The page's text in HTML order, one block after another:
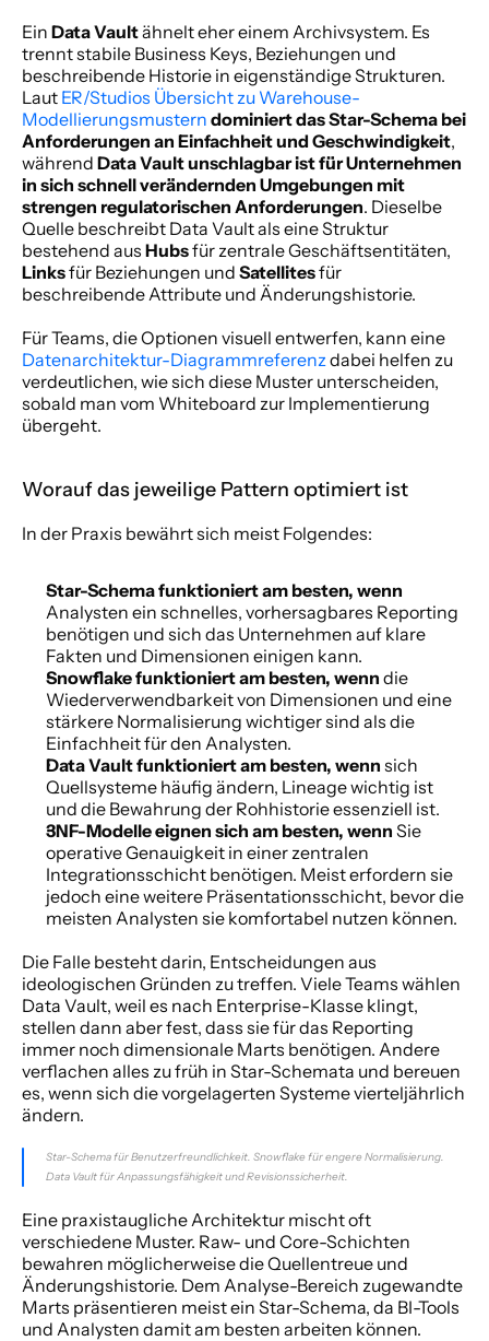
Ein Data Vault ähnelt eher einem Archivsystem. Es
trennt stabile Business Keys, Beziehungen und
beschreibende Historie in eigenständige Strukturen.
Laut ER/Studios Übersicht zu Warehouse-
Modellierungsmustern dominiert das Star-Schema bei
Anforderungen an Einfachheit und Geschwindigkeit,
während Data Vault unschlagbar ist für Unternehmen
in sich schnell verändernden Umgebungen mit
strengen regulatorischen Anforderungen. Dieselbe
Quelle beschreibt Data Vault als eine Struktur
bestehend aus Hubs
Links für Beziehungen und Satellites für
beschreibende Attribute und Änderungshistorie.
Datenarchitektur-Diagrammreferenz dabei helfen zu
verdeutlichen, wie sich diese Muster unterscheiden,
sobald man vom Whiteboard zur Implementierung
übergeht.
Worauf das jeweilige Pattern optimiert ist
In der Praxis bewährt sich meist Folgendes:
Star-Schema funktioniert am besten, wenn
Analysten ein schnelles, vorhersagbares Reporting
benötigen und sich das Unternehmen auf klare
Fakten und Dimensionen einigen kann.
Snowflake funktioniert am besten, wenn die
Wiederverwendbarkeit von Dimensionen und eine
stärkere Normalisierung wichtiger sind als die
Einfachheit für den Analysten.
Data Vault funktioniert am besten, wenn sich
Quellsysteme häufig ändern, Lineage wichtig ist
und die Bewahrung der Rohhistorie essenziell ist.
3NF-Modelle eignen sich am besten, wenn Sie
operative Genauigkeit in einer zentralen
Integrationsschicht benötigen. Meist erfordern sie
jedoch eine weitere Präsentationsschicht, bevor die
meisten Analysten sie komfortabel nutzen können.
Die Falle besteht darin, Entscheidungen aus
ideologischen Gründen zu treffen. Viele Teams wählen
Data Vault, weil es nach Enterprise-Klasse klingt,
stellen dann aber fest, dass sie für das Reporting
immer noch dimensionale Marts benötigen. Andere
verflachen alles zu früh in Star-Schemata und bereuen
es, wenn sich die vorgelagerten Systeme vierteljährlich
ändern.
Star-Schema für Benutzerfreundlichkeit. Snowflake für engere Normalisierung.
Data Vault für Anpassungsfähigkeit und Revisionssicherheit.
Eine praxistaugliche Architektur mischt oft
verschiedene Muster. Raw- und Core-Schichten
bewahren möglicherweise die Quellentreue und
Änderungshistorie. Dem Analyse-Bereich zugewandte
Marts präsentieren meist ein Star-Schema, da BI-Tools
und Analysten damit am besten arbeiten können.